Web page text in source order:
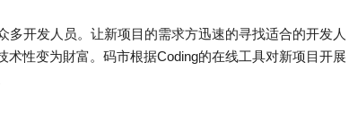
开发人员。让新项目的需求方迅速的寻找适合的开发人
性变为財富。码市根据Coding的在线工具对新项目开展